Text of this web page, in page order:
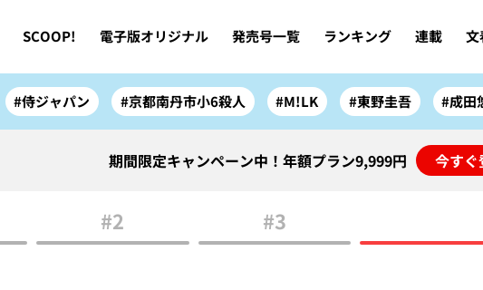
SCOOP! 電子版オリジナル 発売号一覧 ランキング 連載 文
#侍ジャパン #京都南丹市小6殺人 #M!LK #東野圭吾 #成田
期間限定キャンペーン中！年額プラン9,999円 今す
#2 #3